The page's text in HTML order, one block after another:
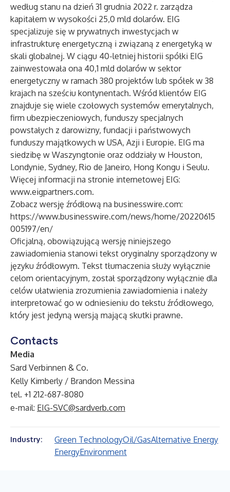
według stanu na dzień 31 grudnia 2022 r. zarządza
kapitałem w wysokości 25,0 mld dolarów. EIG
specjalizuje się w prywatnych inwestycjach w
infrastrukturę energetyczną i związaną z energetyką w
skali globalnej. W ciągu 40-letniej historii spółki EIG
zainwestowała ona 40,1 mld dolarów w sektor
energetyczny w ramach 380 projektów lub spółek w 38
krajach na sześciu kontynentach. Wśród klientów EIG
znajduje się wiele czołowych systemów emerytalnych,
firm ubezpieczeniowych, funduszy specjalnych
powstałych z darowizny, fundacji i państwowych
funduszy majątkowych w USA, Azji i Europie. EIG ma
siedzibę w Waszyngtonie oraz oddziały w Houston,
Londynie, Sydney, Rio de Janeiro, Hong Kongu i Seulu.
Więcej informacji na stronie internetowej EIG:
www.eigpartners.com.
Zobacz wersję źródłową na businesswire.com:
https://www.businesswire.com/news/home/20220615
005197/en/
Oficjalną, obowiązującą wersję niniejszego
zawiadomienia stanowi tekst oryginalny sporządzony w
języku źródłowym. Tekst tłumaczenia służy wyłącznie
celom orientacyjnym, został sporządzony wyłącznie dla
celów ułatwienia zrozumienia zawiadomienia i należy
interpretować go w odniesieniu do tekstu źródłowego,
który jest jedyną wersją mającą skutki prawne.
Contacts
Media
Sard Verbinnen & Co.
Kelly Kimberly / Brandon Messina
tel. +1 212-687-8080
e-mail: EIG-SVC@sardverb.com
Industry: Green TechnologyOil/GasAlternative Energy
EnergyEnvironment